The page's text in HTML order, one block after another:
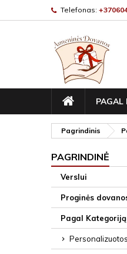
Telefonas:
PAGAL
Pagrindinis
PAGRINDINĖ
Verslui
Proginės
Pagal Kategoriją